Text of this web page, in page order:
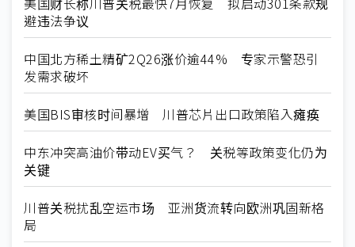
避违法争议
中国北方稀土精矿2Q26涨价逾44% 专家示警恐引
发需求破坏
美国BIS审核时间暴增 川普芯片出口政策陷入瘫痪
中东冲突高油价带动EV买气？ 关税等政策变化仍为
关键
川普关税扰乱空运市场 亚洲货流转向欧洲巩固新格
局